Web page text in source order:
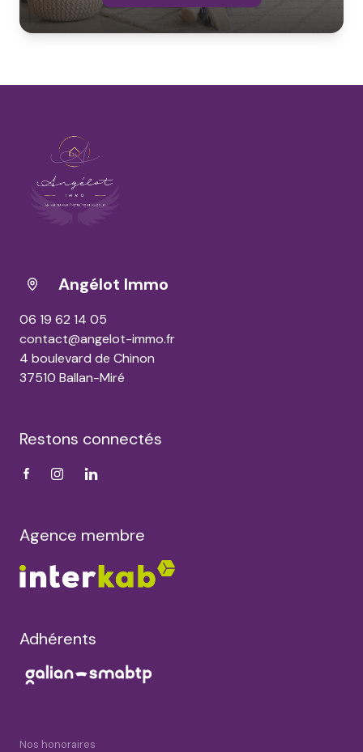
Angélot Immo
06 19 62 14 05
contact@angelot-immo.fr
4 boulevard de Chinon
37510 Ballan-Miré
Restons connectés
Agence membre
Adhérents
Nos honoraires